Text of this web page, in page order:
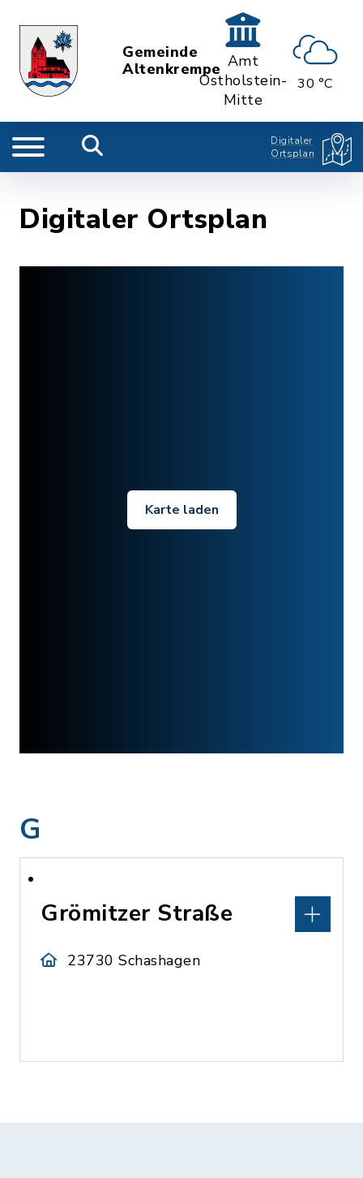
Gemeinde
Altenkrempe Amt
Ostholstein-
Mitte
30 °C
Digitaler
Ortsplan
Digitaler Ortsplan
Karte laden
G
Grömitzer Straße
23730 Schashagen